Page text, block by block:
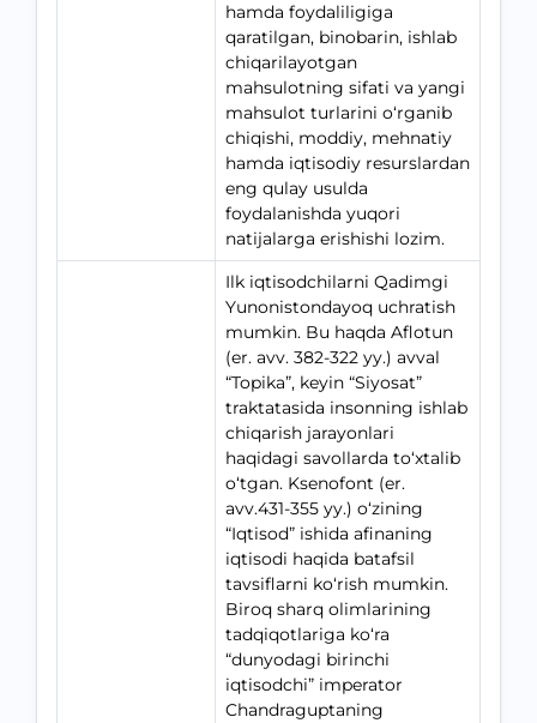
hamda foydaliligiga
qaratilgan, binobarin, ishlab
chiqarilayotgan
mahsulotning sifati va yangi
mahsulot turlarini o‘rganib
chiqishi, moddiy, mehnatiy
hamda iqtisodiy resurslardan
eng qulay usulda
foydalanishda yuqori
natijalarga erishishi lozim.
Ilk iqtisodchilarni Qadimgi
Yunonistondayoq uchratish
mumkin. Bu haqda Aflotun
(er. avv. 382-322 yy.) avval
“Topika”, keyin “Siyosat”
traktatasida insonning ishlab
chiqarish jarayonlari
haqidagi savollarda to‘xtalib
o‘tgan. Ksenofont (er.
avv.431-355 yy.) o‘zining
“Iqtisod” ishida afinaning
iqtisodi haqida batafsil
tavsiflarni ko‘rish mumkin.
Biroq sharq olimlarining
tadqiqotlariga ko‘ra
“dunyodagi birinchi
iqtisodchi” imperator
Chandraguptaning